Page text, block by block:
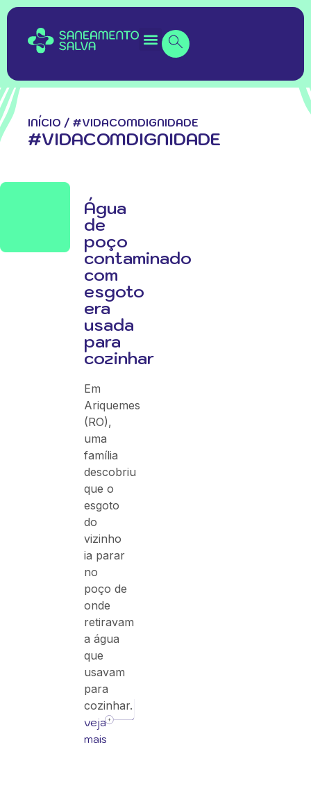
INÍCIO / #VIDACOMDIGNIDADE
#VIDACOMDIGNIDADE
Água
de
poço
contaminado
com
esgoto
era
usada
para
cozinhar
Em
Ariquemes
(RO),
uma
família
descobriu
que o
esgoto
do
vizinho
ia parar
no
poço de
onde
retiravam
a água
que
usavam
para
cozinhar.
veja
mais